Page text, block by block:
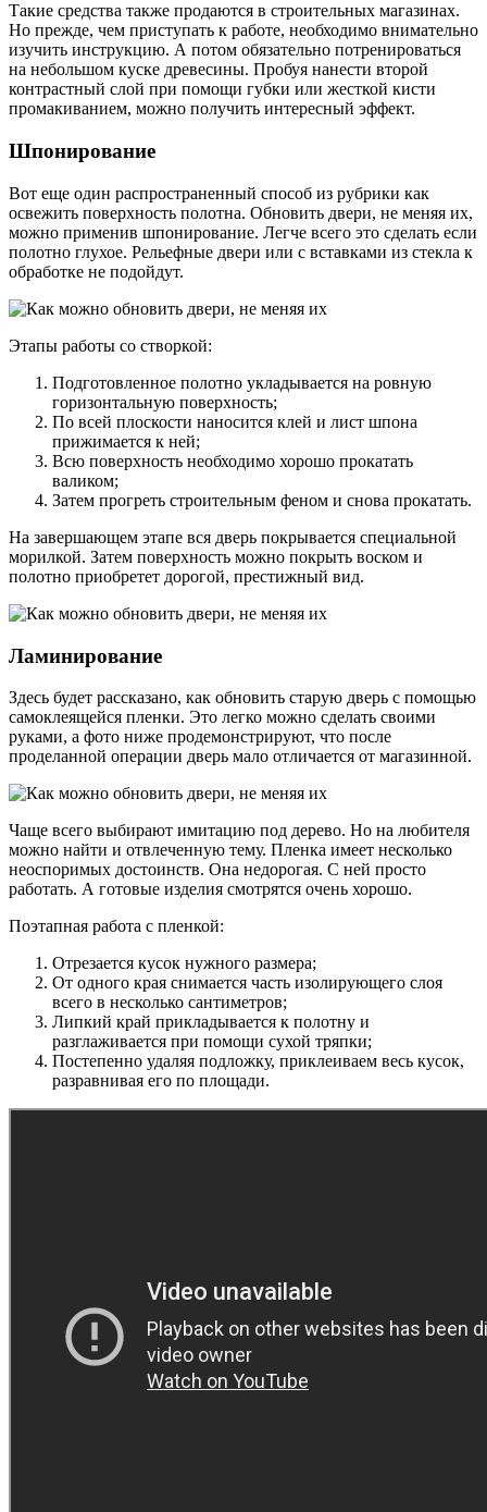
Такие средства также продаются в строительных магазинах.
Но прежде, чем приступать к работе, необходимо внимательно
изучить инструкцию. А потом обязательно потренироваться
на небольшом куске древесины. Пробуя нанести второй
контрастный слой при помощи губки или жесткой кисти
промакиванием, можно получить интересный эффект.
Шпонирование
Вот еще один распространенный способ из рубрики как
освежить поверхность полотна. Обновить двери, не меняя их,
можно применив шпонирование. Легче всего это сделать если
полотно глухое. Рельефные двери или с вставками из стекла к
обработке не подойдут.
Этапы работы со створкой:
Подготовленное полотно укладывается на ровную
горизонтальную поверхность;
По всей плоскости наносится клей и лист шпона
прижимается к ней;
Всю поверхность необходимо хорошо прокатать
валиком;
Затем прогреть строительным феном и снова прокатать.
На завершающем этапе вся дверь покрывается специальной
морилкой. Затем поверхность можно покрыть воском и
полотно приобретет дорогой, престижный вид.
Ламинирование
Здесь будет рассказано, как обновить старую дверь с помощью
самоклеящейся пленки. Это легко можно сделать своими
руками, а фото ниже продемонстрируют, что после
проделанной операции дверь мало отличается от магазинной.
Чаще всего выбирают имитацию под дерево. Но на любителя
можно найти и отвлеченную тему. Пленка имеет несколько
неоспоримых достоинств. Она недорогая. С ней просто
работать. А готовые изделия смотрятся очень хорошо.
Поэтапная работа с пленкой:
Отрезается кусок нужного размера;
От одного края снимается часть изолирующего слоя
всего в несколько сантиметров;
Липкий край прикладывается к полотну и
разглаживается при помощи сухой тряпки;
Постепенно удаляя подложку, приклеиваем весь кусок,
разравнивая его по площади.